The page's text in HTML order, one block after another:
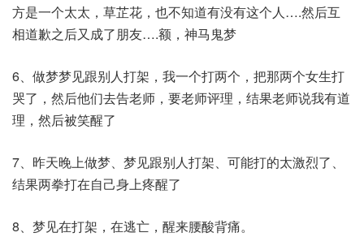
方是一个太太，草芷花，也不知道有没有这个人….然后互
相道歉之后又成了朋友….额，神马鬼梦​
6、做梦梦见跟别人打架，我一个打两个，把那两个女生打
哭了，然后他们去告老师，要老师评理，结果老师说我有道
理，然后被笑醒了
7、昨天晚上做梦、梦见跟别人打架、可能打的太激烈了、
结果两拳打在自己身上疼醒了
8、梦见在打架，在逃亡，醒来腰酸背痛。